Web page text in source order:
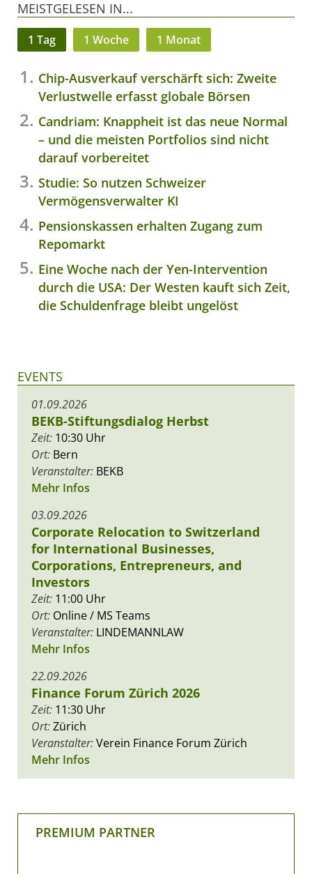
MEISTGELESEN IN...
1 Tag 1 Woche 1 Monat
Chip-Ausverkauf verschärft sich: Zweite
Verlustwelle erfasst globale Börsen
Candriam: Knappheit ist das neue Normal
– und die meisten Portfolios sind nicht
darauf vorbereitet
Studie: So nutzen Schweizer
Vermögensverwalter KI
Pensionskassen erhalten Zugang zum
Repomarkt
Eine Woche nach der Yen-Intervention
durch die USA: Der Westen kauft sich Zeit,
die Schuldenfrage bleibt ungelöst
EVENTS
01.09.2026
BEKB-Stiftungsdialog Herbst
Zeit: 10:30 Uhr
Ort: Bern
Veranstalter: BEKB
Mehr Infos
03.09.2026
Corporate Relocation to Switzerland
for International Businesses,
Corporations, Entrepreneurs, and
Investors
Zeit: 11:00 Uhr
Ort: Online / MS Teams
Veranstalter: LINDEMANNLAW
Mehr Infos
22.09.2026
Finance Forum Zürich 2026
Zeit: 11:30 Uhr
Ort:Zürich
Veranstalter:Verein Finance Forum Zürich
Mehr Infos
PREMIUM PARTNER